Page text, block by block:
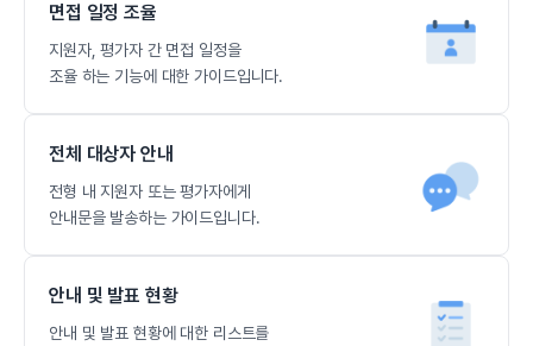
면접 일정 조율
지원자, 평가자 간 면접 일정을
조율 하는 기능에 대한 가이드입니다.
전체 대상자 안내
전형 내 지원자 또는 평가자에게
안내문을 발송하는 가이드입니다.
안내 및 발표 현황
안내 및 발표 현황에 대한 리스트를